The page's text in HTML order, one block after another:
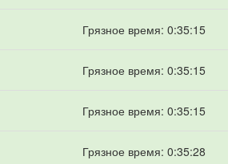
Грязное время: 0:35:15
Грязное время: 0:35:15
Грязное время: 0:35:15
Грязное время: 0:35:28